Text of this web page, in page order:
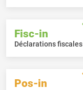
Fisc-in
Déclarations fiscales
Pos-in